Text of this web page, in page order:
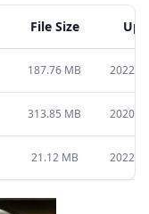
File Size
187.76 MB 2022-
313.85 MB 2020-
21.12 MB 2022-